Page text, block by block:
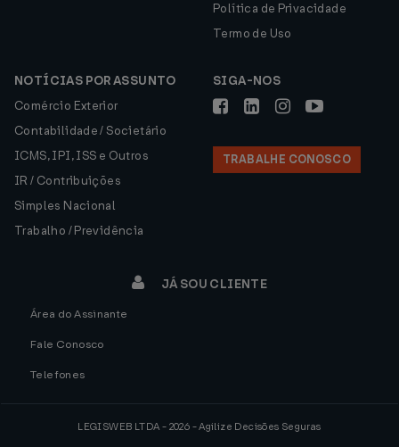
Política de Privacidade
Termo de Uso
NOTÍCIAS POR ASSUNTO
Comércio Exterior
Contabilidade / Societário
ICMS, IPI, ISS e Outros
IR / Contribuições
Simples Nacional
Trabalho / Previdência
SIGA-NOS
TRABALHE CONOSCO
JÁ SOU CLIENTE
Área do Assinante
Fale Conosco
Telefones
LEGISWEB LTDA - 2026 - Agilize Decisões Seguras